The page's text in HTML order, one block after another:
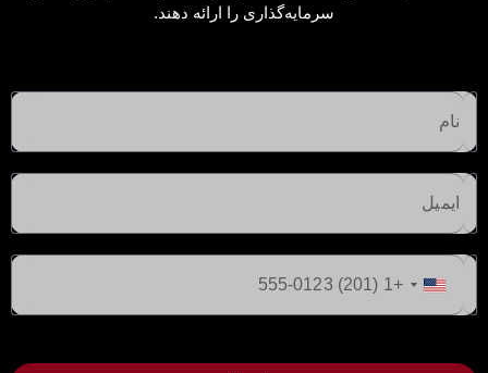
سرمایه‌گذاری را ارائه دهند.
ایالات
متحده